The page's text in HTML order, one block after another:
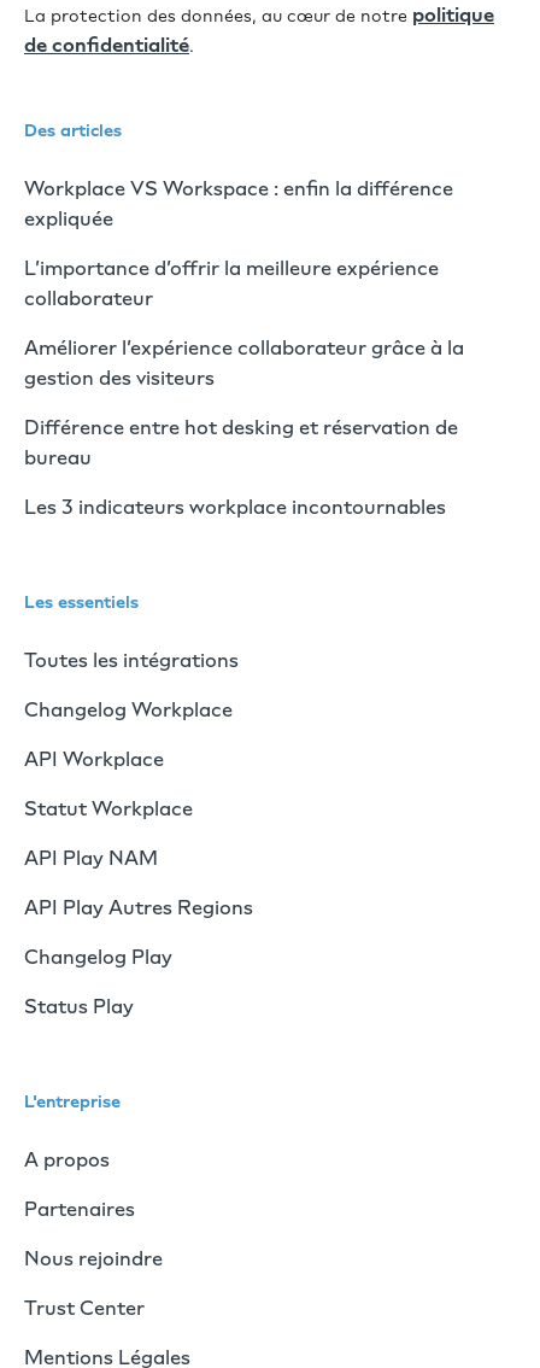
La protection des données, au cœur de notre politique
de confidentialité.
Des articles
Workplace VS Workspace : enfin la différence
expliquée
L’importance d’offrir la meilleure expérience
collaborateur
Améliorer l’expérience collaborateur grâce à la
gestion des visiteurs
Différence entre hot desking et réservation de
bureau
Les 3 indicateurs workplace incontournables
Les essentiels
Toutes les intégrations
Changelog Workplace
API Workplace
Statut Workplace
API Play NAM
API Play Autres Regions
Changelog Play
Status Play
L'entreprise
A propos
Partenaires
Nous rejoindre
Trust Center
Mentions Légales